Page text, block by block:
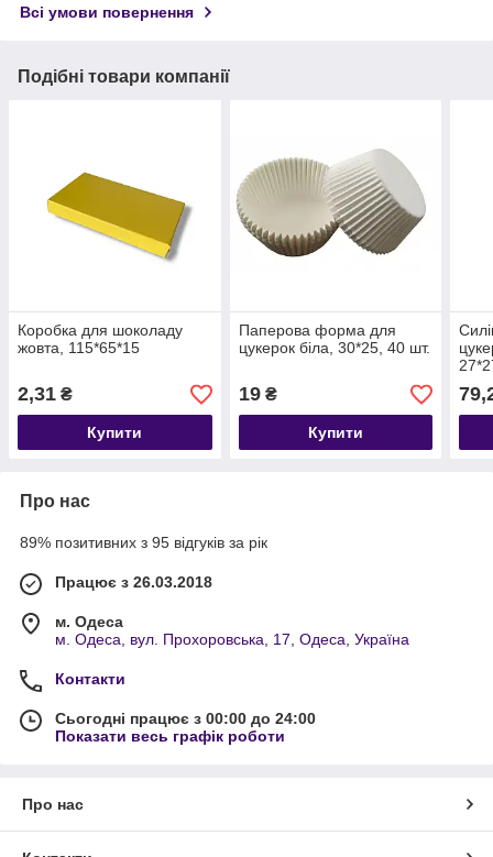
Всі умови повернення
Подібні товари компанії
Коробка для шоколаду
жовта, 115*65*15
2,31 ₴
Купити
Паперова форма для
цукерок біла, 30*25, 40 шт.
19₴
Купити
Про нас
89% позитивних з 95 відгуків за рік
Працює з 26.03.2018
м. Одеса
м. Одеса, вул. Прохоровська, 17, Одеса, Україна
Контакти
Сьогодні працює з 00:00 до 24:00
Показати весь графік роботи
Про нас